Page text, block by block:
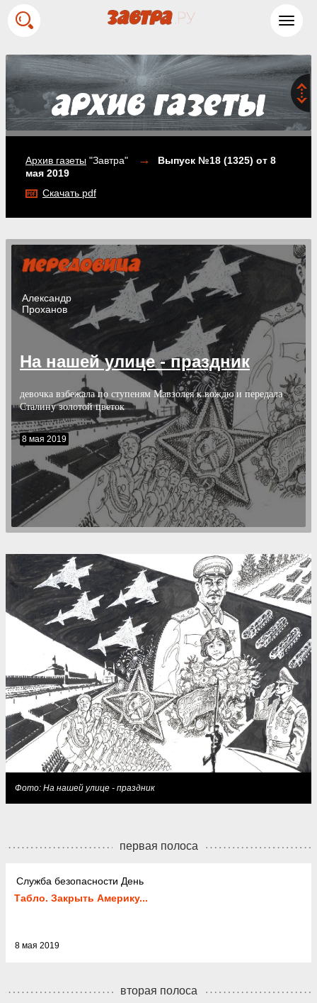
Архив газеты "Завтра" → Выпуск №18 (1325) от 8
мая 2019
Скачать pdf
Александр
Проханов
На нашей улице - праздник
девочка взбежала по ступеням Мавзолея к вождю и передала
Сталину золотой цветок
8 мая 2019
Фото: На нашей улице - праздник
первая полоса
Служба безопасности День
Табло. Закрыть Америку...
8 мая 2019
вторая полоса